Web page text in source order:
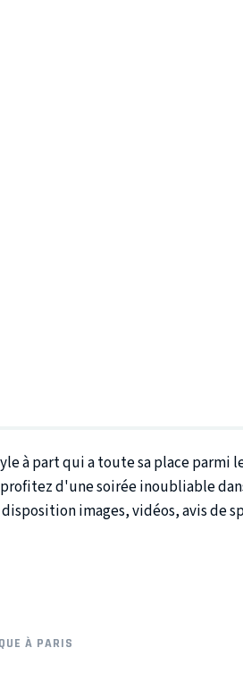
part qui a toute sa place parmi
d'une soirée inoubliable
images, vidéos, avis
À PARIS